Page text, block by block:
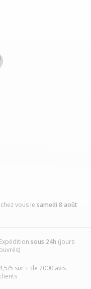
vous le samedi 8 août
Expédition sous 24h (jours
ouvrés)
4,5/5 sur + de 7000 avis
clients